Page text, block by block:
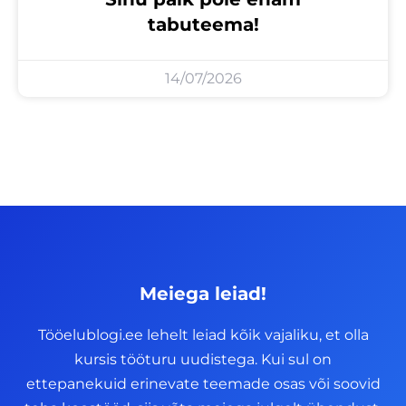
tabuteema!
14/07/2026
Meiega leiad!
Tööelublogi.ee lehelt leiad kõik vajaliku, et olla
kursis tööturu uudistega. Kui sul on
ettepanekuid erinevate teemade osas või soovid